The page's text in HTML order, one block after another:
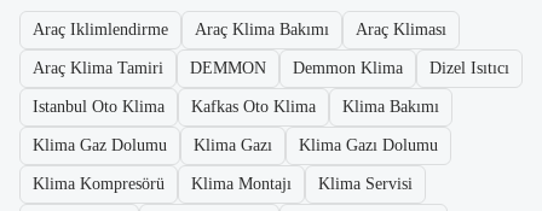
Araç Iklimlendirme Araç Klima Bakımı Araç Kliması
Araç Klima Tamiri DEMMON Demmon Klima Dizel Isıtıcı
Istanbul Oto Klima Kafkas Oto Klima Klima Bakımı
Klima Gaz Dolumu Klima Gazı Klima Gazı Dolumu
Klima Kompresörü Klima Montajı Klima Servisi